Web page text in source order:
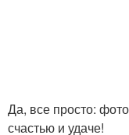
Да, все просто:
счастью и удаче!